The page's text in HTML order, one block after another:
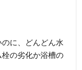
に、どんどん水
の劣化か浴槽の